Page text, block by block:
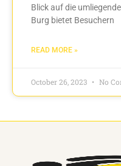
Blick auf die
Burg bietet Besuchern
READ MORE »
October 26, 2023 No